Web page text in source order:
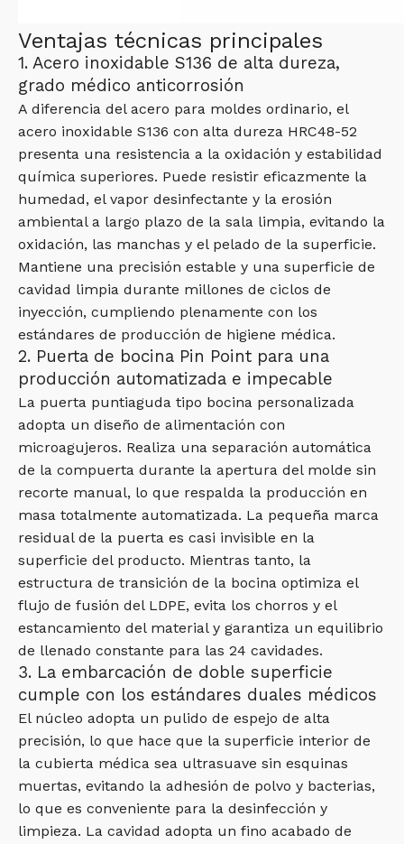
Ventajas técnicas principales
1. Acero inoxidable S136 de alta dureza,
grado médico anticorrosión
A diferencia del acero para moldes ordinario, el
acero inoxidable S136 con alta dureza HRC48-52
presenta una resistencia a la oxidación y estabilidad
química superiores. Puede resistir eficazmente la
humedad, el vapor desinfectante y la erosión
ambiental a largo plazo de la sala limpia, evitando la
oxidación, las manchas y el pelado de la superficie.
Mantiene una precisión estable y una superficie de
cavidad limpia durante millones de ciclos de
inyección, cumpliendo plenamente con los
estándares de producción de higiene médica.
2. Puerta de bocina Pin Point para una
producción automatizada e impecable
La puerta puntiaguda tipo bocina personalizada
adopta un diseño de alimentación con
microagujeros. Realiza una separación automática
de la compuerta durante la apertura del molde sin
recorte manual, lo que respalda la producción en
masa totalmente automatizada. La pequeña marca
residual de la puerta es casi invisible en la
superficie del producto. Mientras tanto, la
estructura de transición de la bocina optimiza el
flujo de fusión del LDPE, evita los chorros y el
estancamiento del material y garantiza un equilibrio
de llenado constante para las 24 cavidades.
3. La embarcación de doble superficie
cumple con los estándares duales médicos
El núcleo adopta un pulido de espejo de alta
precisión, lo que hace que la superficie interior de
la cubierta médica sea ultrasuave sin esquinas
muertas, evitando la adhesión de polvo y bacterias,
lo que es conveniente para la desinfección y
limpieza. La cavidad adopta un fino acabado de